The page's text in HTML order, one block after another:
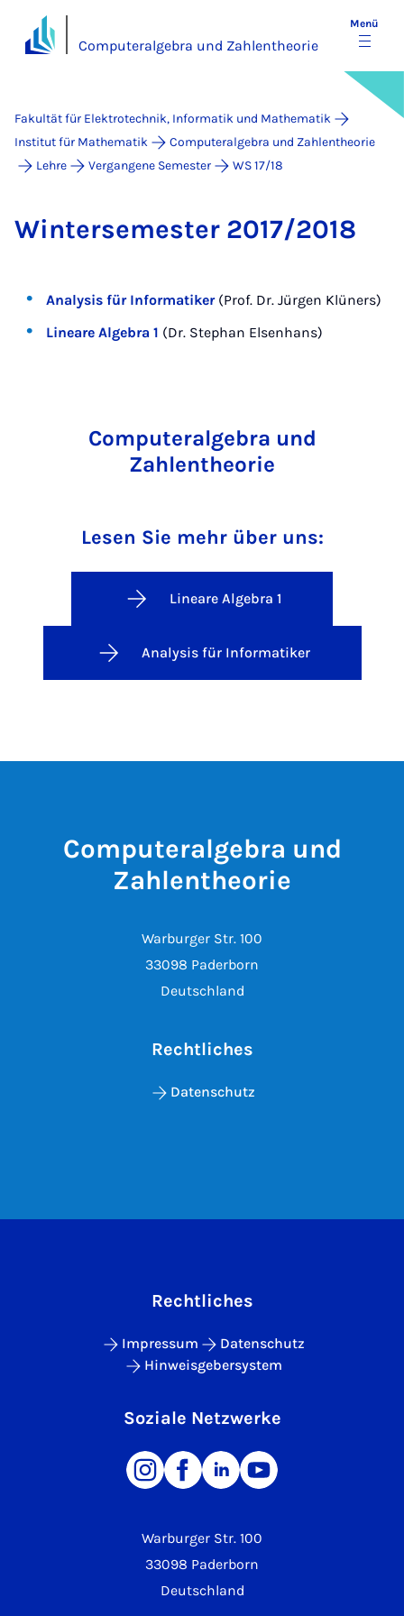
Computeralgebra und Zahlentheorie
Menü
Fakultät für Elektrotechnik, Informatik und Mathematik
Institut für Mathematik
Computeralgebra und Zahlentheorie
Lehre
Vergangene Semester WS 17/18
Win­ter­se­mes­ter 2017/2018
Analysis für Informatiker (Prof. Dr. Jürgen Klüners)
Lineare Algebra 1 (Dr. Stephan Elsenhans)
Computeralgebra und
Zahlentheorie
Lesen Sie mehr über uns:
Lineare Algebra 1
Analysis für Informatiker
Computeralgebra und
Zahlentheorie
Warburger Str. 100
33098 Paderborn
Deutschland
Rechtliches
Datenschutz
Warburger Str. 100
33098 Paderborn
Deutschland
Rechtliches
Impressum
Datenschutz
Hinweisgebersystem
Soziale Netzwerke